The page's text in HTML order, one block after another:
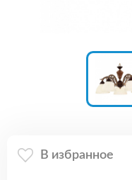
В избранное